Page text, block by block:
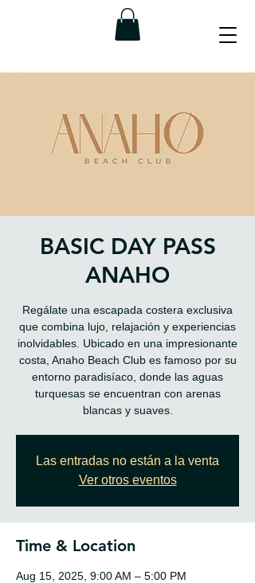
BASIC DAY PASS
ANAHO
Regálate una escapada costera exclusiva
que combina lujo, relajación y experiencias
inolvidables. Ubicado en una impresionante
costa, Anaho Beach Club es famoso por su
entorno paradisíaco, donde las aguas
turquesas se encuentran con arenas
blancas y suaves.
Las entradas no están a la venta
Ver otros eventos
Time & Location
Aug 15, 2025, 9:00 AM – 5:00 PM